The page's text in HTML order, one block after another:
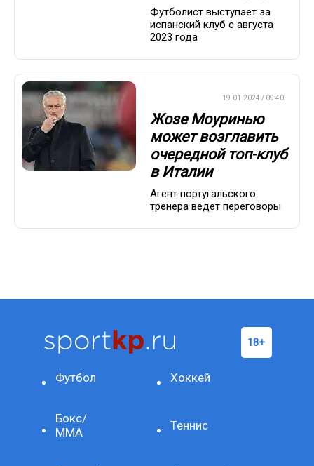
Футболист выступает за
испанский клуб с августа
2023 года
19.01.2024 / 09:40
Жозе Моуринью
может возглавить
очередной топ-клуб
в Италии
Агент португальского
тренера ведет переговоры
Футбол Хоккей
Бокс/
ММА
Теннис